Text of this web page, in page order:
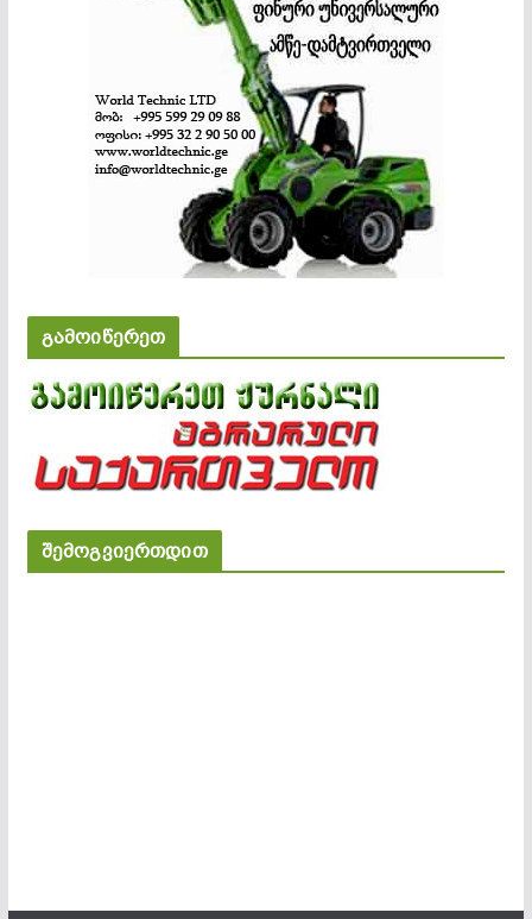
გამოიწერეთ
შემოგვიერთდით